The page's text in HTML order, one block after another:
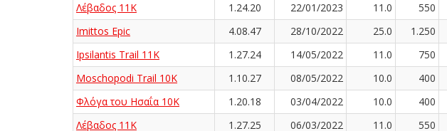
Λέβαδος 11K
1.24.20 22/01/2023 11.0 550
Imittos Epic
4.08.47 28/10/2022 25.0 1.250
Ipsilantis Trail 11K
1.27.24 14/05/2022 11.0 750
Moschopodi Trail 10K
1.10.27 08/05/2022 10.0 400
Φλόγα του Ησαΐα 10Κ
1.20.18 03/04/2022 10.0 400
Λέβαδος 11K
1.27.25 06/03/2022 11.0 550